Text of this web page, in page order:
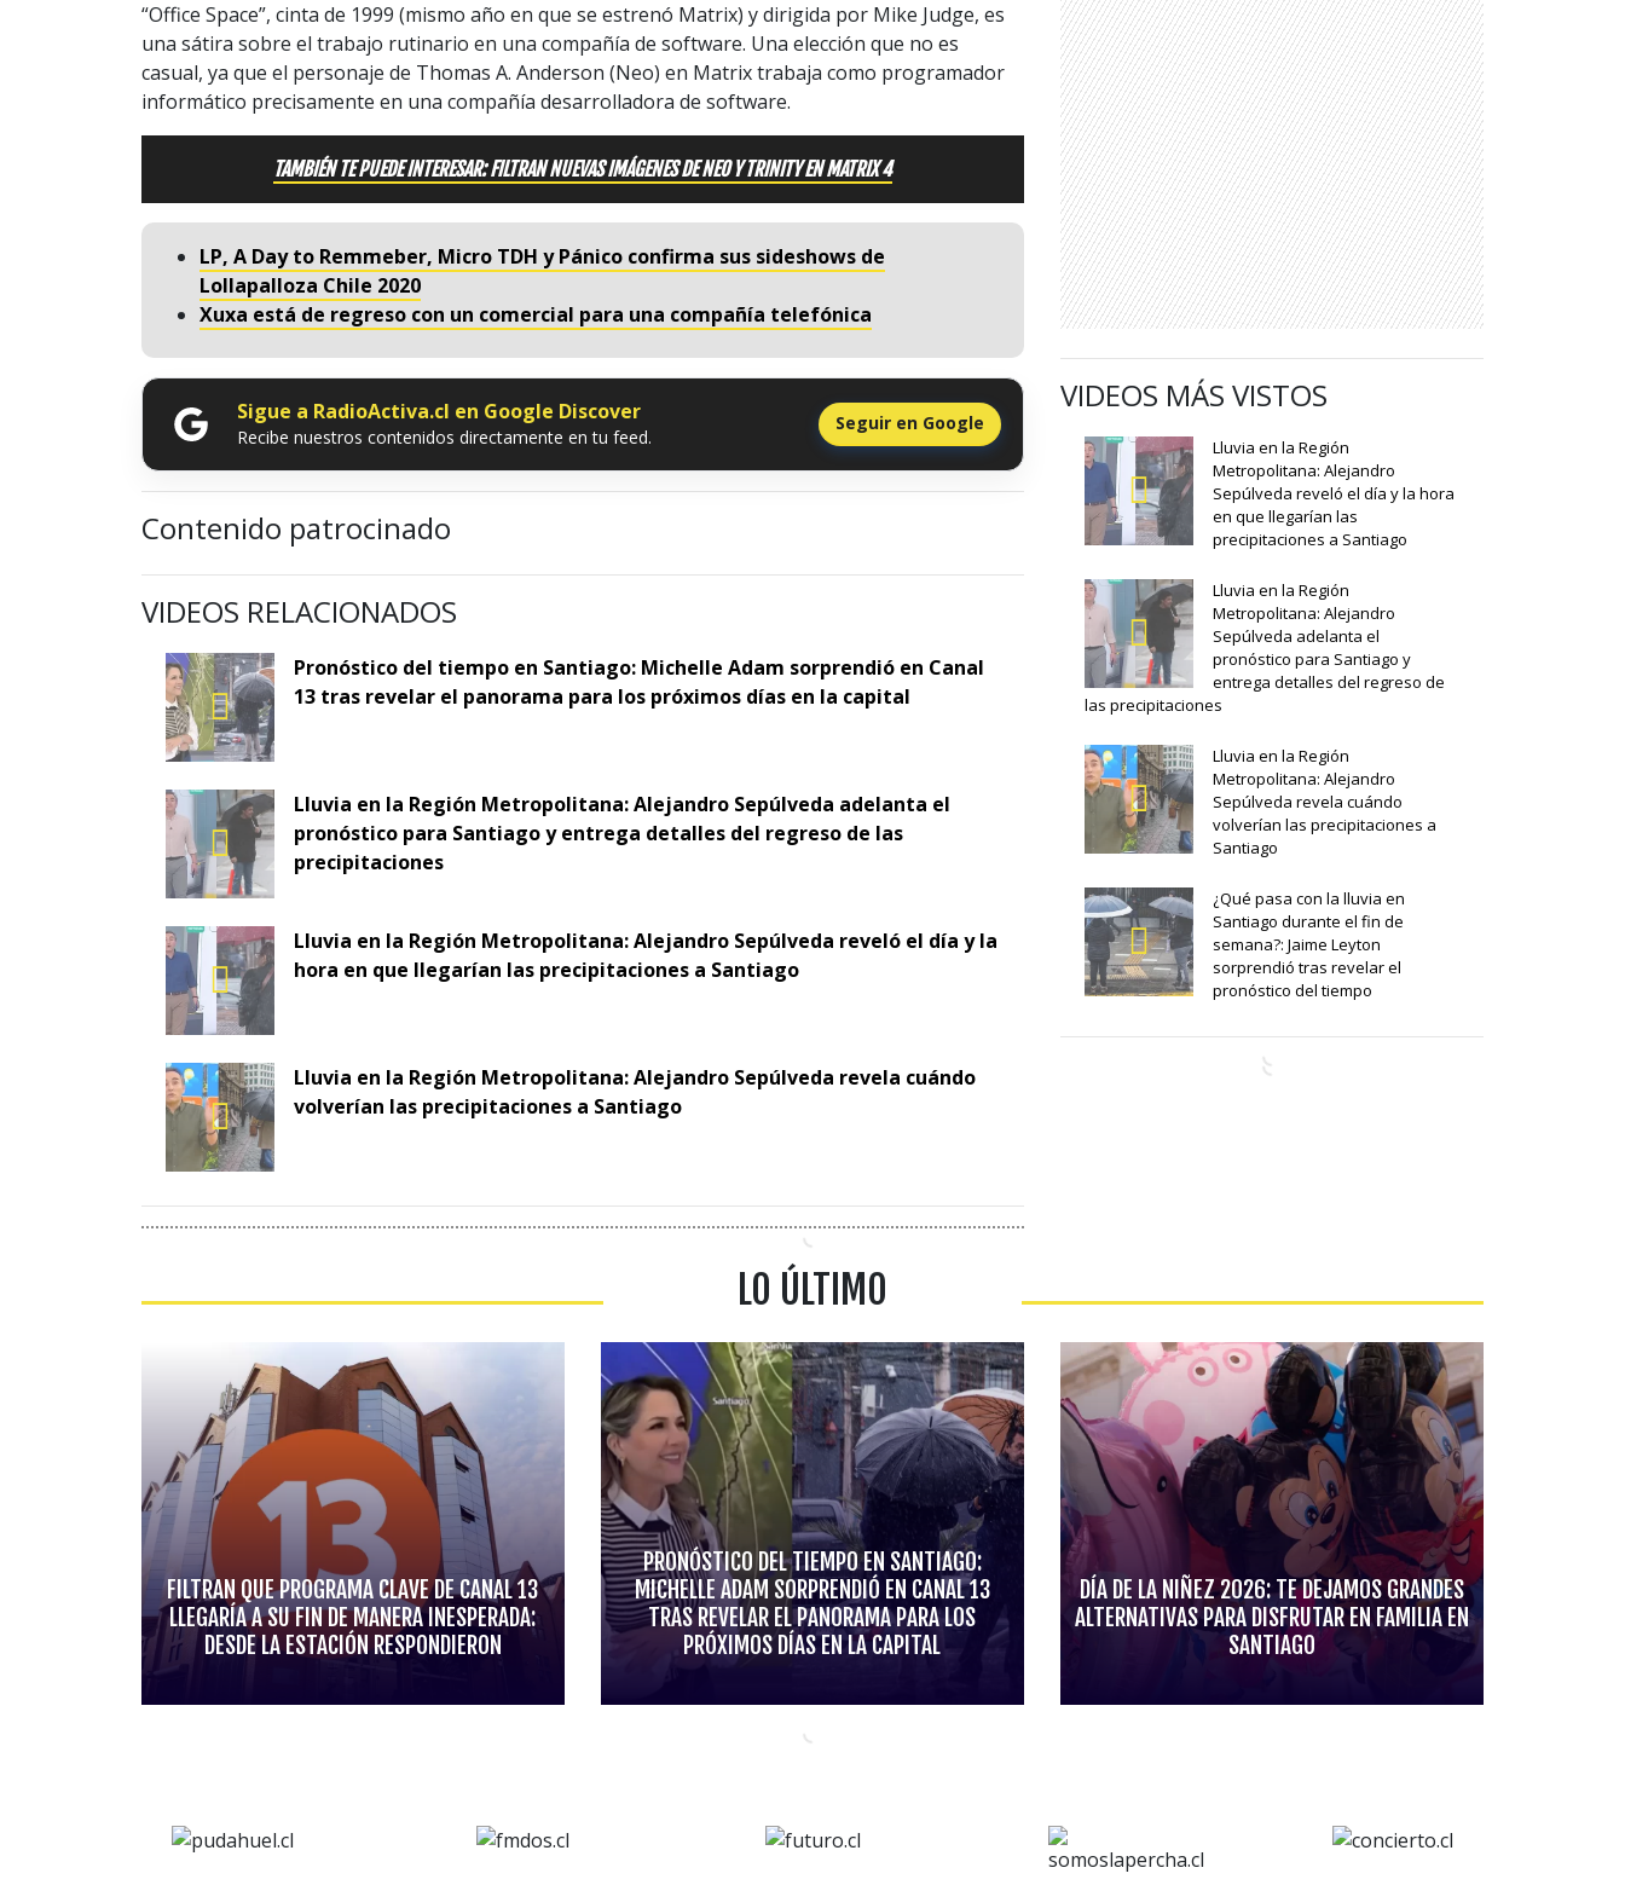
“Office Space”, cinta de 1999 (mismo año en que se estrenó Matrix) y dirigida por Mike Judge, es
una sátira sobre el trabajo rutinario en una compañía de software. Una elección que no es
casual, ya que el personaje de Thomas A. Anderson (Neo) en Matrix trabaja como programador
informático precisamente en una compañía desarrolladora de software.
TAMBIÉN TE PUEDE INTERESAR: FILTRAN NUEVAS IMÁGENES DE NEO Y TRINITY EN MATRIX 4
LP, A Day to Remmeber, Micro TDH y Pánico confirma sus sideshows de
Lollapalloza Chile 2020
Xuxa está de regreso con un comercial para una compañía telefónica
Sigue a RadioActiva.cl en Google Discover
Recibe nuestros contenidos directamente en tu feed.
Seguir en Google
Contenido patrocinado
VIDEOS RELACIONADOS
Pronóstico del tiempo en Santiago: Michelle Adam sorprendió en Canal
13 tras revelar el panorama para los próximos días en la capital
Lluvia en la Región Metropolitana: Alejandro Sepúlveda adelanta el
pronóstico para Santiago y entrega detalles del regreso de las
precipitaciones
Lluvia en la Región Metropolitana: Alejandro Sepúlveda reveló el día y la
hora en que llegarían las precipitaciones a Santiago
Lluvia en la Región Metropolitana: Alejandro Sepúlveda revela cuándo
volverían las precipitaciones a Santiago
VIDEOS MÁS VISTOS
Lluvia en la Región
Metropolitana: Alejandro
Sepúlveda reveló el día y la hora
en que llegarían las
precipitaciones a Santiago
Lluvia en la Región
Metropolitana: Alejandro
Sepúlveda adelanta el
pronóstico para Santiago y
entrega detalles del regreso de
las precipitaciones
Lluvia en la Región
Metropolitana: Alejandro
Sepúlveda revela cuándo
volverían las precipitaciones a
Santiago
¿Qué pasa con la lluvia en
Santiago durante el fin de
semana?: Jaime Leyton
sorprendió tras revelar el
pronóstico del tiempo
LO ÚLTIMO
FILTRAN QUE PROGRAMA CLAVE DE CANAL 13
LLEGARÍA A SU FIN DE MANERA INESPERADA:
DESDE LA ESTACIÓN RESPONDIERON
PRONÓSTICO DEL TIEMPO EN SANTIAGO:
MICHELLE ADAM SORPRENDIÓ EN CANAL 13
TRAS REVELAR EL PANORAMA PARA LOS
PRÓXIMOS DÍAS EN LA CAPITAL
DÍA DE LA NIÑEZ 2026: TE DEJAMOS GRANDES
ALTERNATIVAS PARA DISFRUTAR EN FAMILIA EN
SANTIAGO